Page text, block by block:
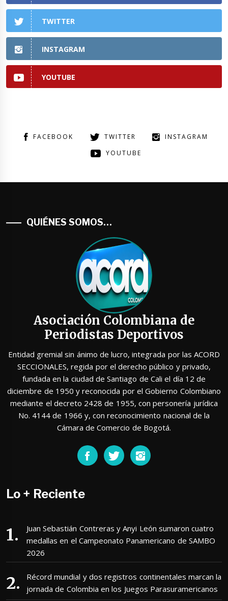
TWITTER
INSTAGRAM
YOUTUBE
FACEBOOK TWITTER
INSTAGRAM
YOUTUBE
QUIÉNES SOMOS…
Asociación Colombiana de
Periodistas Deportivos
Entidad gremial sin ánimo de lucro, integrada por las ACORD
SECCIONALES, regida por el derecho público y privado,
fundada en la ciudad de Santiago de Cali el día 12 de
diciembre de 1950 y reconocida por el Gobierno Colombiano
mediante el decreto 2428 de 1955, con personería jurídica
No. 4144 de 1966 y, con reconocimiento nacional de la
Cámara de Comercio de Bogotá.
Lo + Reciente
Juan Sebastián Contreras y Anyi León sumaron cuatro
medallas en el Campeonato Panamericano de SAMBO
2026
Récord mundial y dos registros continentales marcan la
jornada de Colombia en los Juegos Parasuramericanos